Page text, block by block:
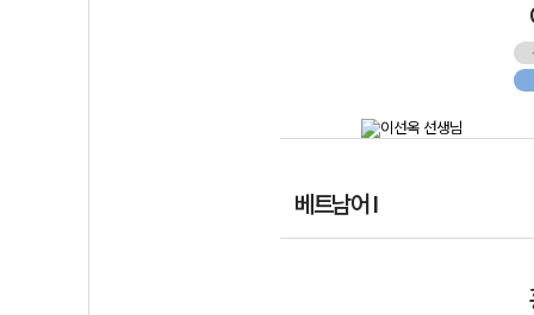
베트남어 I